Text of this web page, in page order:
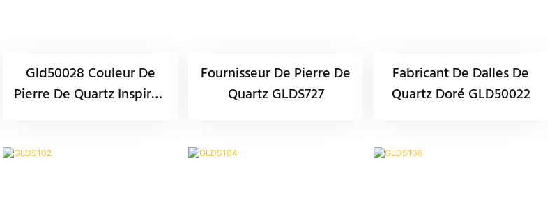
Gld50028 Couleur De
Pierre De Quartz Inspirée
Fournisseur De Pierre De
Quartz GLDS727
Fabricant De Dalles De
Quartz Doré GLD50022